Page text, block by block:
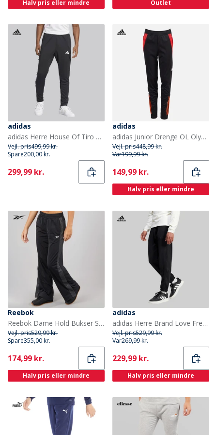
Halv pris eller mindre Outlet
adidas
adidas Herre House Of Tiro Cargo Track Bukser Sort/Hvid
Vejl. pris499,99 kr.
Spare200,00 kr.
Current
299,99 kr.
adidas
adidas Junior Drenge OL Olympique Lyon træningsbukser Sort/App Solar Red
Vejl. pris448,99 kr.
Var199,99 kr.
Current
149,99 kr.
Halv pris eller mindre
Reebok
Reebok Dame Hold Bukser Sort
Vejl. pris529,99 kr.
Spare355,00 kr.
Current
174,99 kr.
Halv pris eller mindre
adidas
adidas Herre Brand Love French Terry Joggers Sort
Vejl. pris529,99 kr.
Var269,99 kr.
Current
229,99 kr.
Halv pris eller mindre